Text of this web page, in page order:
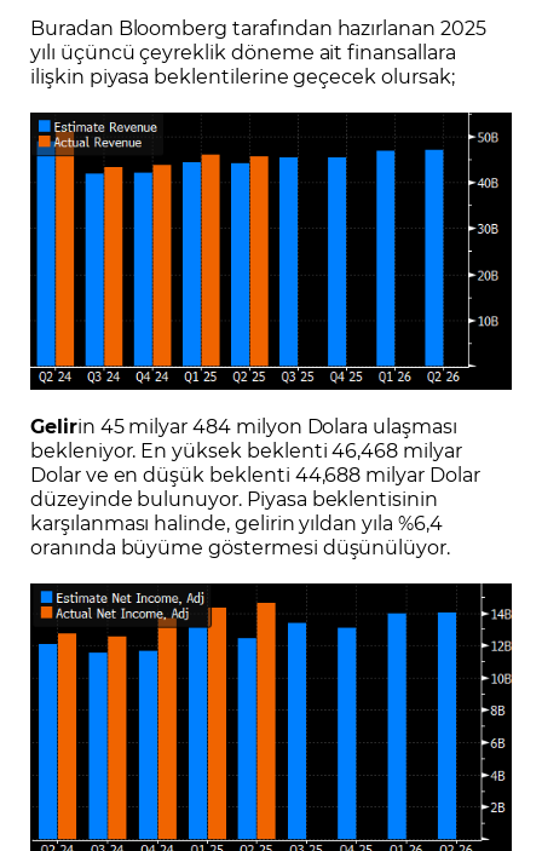
Buradan Bloomberg tarafından hazırlanan 2025
yılı üçüncü çeyreklik döneme ait finansallara
ilişkin piyasa beklentilerine geçecek olursak;
Gelirin 45 milyar 484 milyon Dolara ulaşması
bekleniyor. En yüksek beklenti 46,468 milyar
Dolar ve en düşük beklenti 44,688 milyar Dolar
düzeyinde bulunuyor. Piyasa beklentisinin
karşılanması halinde, gelirin yıldan yıla %6,4
oranında büyüme göstermesi düşünülüyor.